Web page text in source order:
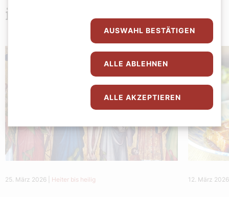
interessieren
25. März 2026 Heiter bis heilig 12. März 2026
AUSWAHL BESTÄTIGEN
ALLE ABLEHNEN
ALLE AKZEPTIEREN